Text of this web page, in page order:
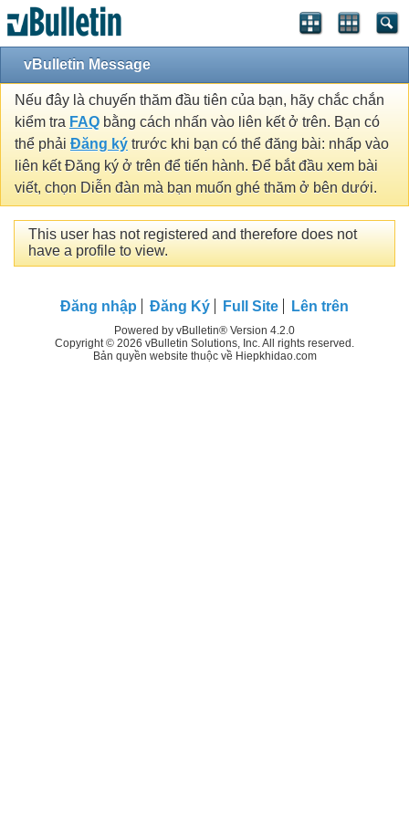
vBulletin Message
Nếu đây là chuyến thăm đầu tiên của bạn, hãy chắc chắn
kiểm tra FAQ bằng cách nhấn vào liên kết ở trên. Bạn có
thể phải Đăng ký trước khi bạn có thể đăng bài: nhấp vào
liên kết Đăng ký ở trên để tiến hành. Để bắt đầu xem bài
viết, chọn Diễn đàn mà bạn muốn ghé thăm ở bên dưới.
This user has not registered and therefore does not
have a profile to view.
Đăng nhập Đăng Ký Full Site Lên trên
Powered by vBulletin® Version 4.2.0
Copyright © 2026 vBulletin Solutions, Inc. All rights reserved.
Bản quyền website thuộc về Hiepkhidao.com